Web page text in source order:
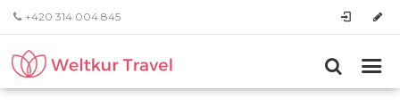
+420 314 004 845